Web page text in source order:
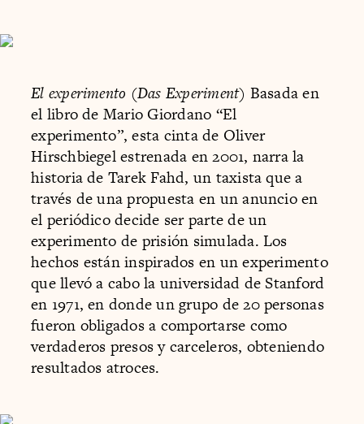
El experimento (Das Experiment) Basada en
el libro de Mario Giordano “El
experimento”, esta cinta de Oliver
Hirschbiegel estrenada en 2001, narra la
historia de Tarek Fahd, un taxista que a
través de una propuesta en un anuncio en
el periódico decide ser parte de un
experimento de prisión simulada. Los
hechos están inspirados en un experimento
que llevó a cabo la universidad de Stanford
en 1971, en donde un grupo de 20 personas
fueron obligados a comportarse como
verdaderos presos y carceleros, obteniendo
resultados atroces.